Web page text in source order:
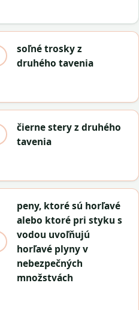
soľné trosky z
druhého tavenia
čierne stery z druhého
tavenia
peny, ktoré sú horľavé
alebo ktoré pri styku s
vodou uvoľňujú
horľavé plyny v
nebezpečných
množstvách